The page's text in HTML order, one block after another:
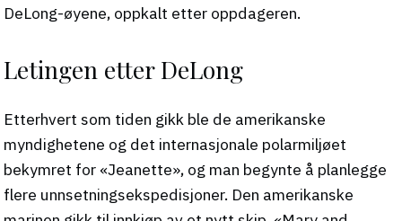
DeLong-øyene, oppkalt etter oppdageren.
Letingen etter DeLong
Etterhvert som tiden gikk ble de amerikanske
myndighetene og det internasjonale polarmiljøet
bekymret for «Jeanette», og man begynte å planlegge
flere unnsetningsekspedisjoner. Den amerikanske